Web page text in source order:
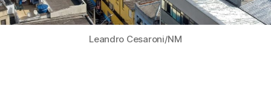
Leandro Cesaroni/NM